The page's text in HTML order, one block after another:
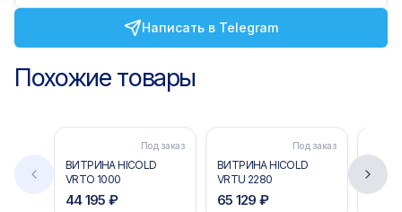
— Вид охлаждения: Статический
— Высота: 279
— Напряжение (V): 220
Написать в Telegram
Похожие товары
Под заказ
ВИТРИНА HICOLD
VRTO 1000
44 195 ₽
Под заказ
ВИТРИНА HICOLD
VRTU 2280
65 129 ₽
VRTU
59